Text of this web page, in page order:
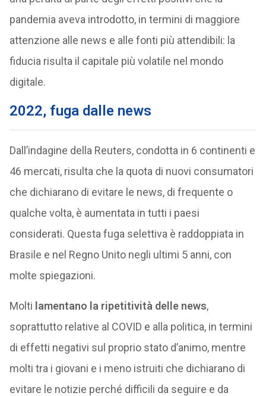
pandemia aveva introdotto, in termini di maggiore
attenzione alle news e alle fonti più attendibili: la
fiducia risulta il capitale più volatile nel mondo
digitale.
2022, fuga dalle news
Dall’indagine della Reuters, condotta in 6 continenti e
46 mercati, risulta che la quota di nuovi consumatori
che dichiarano di evitare le news, di frequente o
qualche volta, è aumentata in tutti i paesi
considerati. Questa fuga selettiva è raddoppiata in
Brasile e nel Regno Unito negli ultimi 5 anni, con
molte spiegazioni.
Molti lamentano la ripetitività delle news,
soprattutto relative al COVID e alla politica, in termini
di effetti negativi sul proprio stato d’animo, mentre
molti tra i giovani e i meno istruiti che dichiarano di
evitare le notizie perché difficili da seguire e da